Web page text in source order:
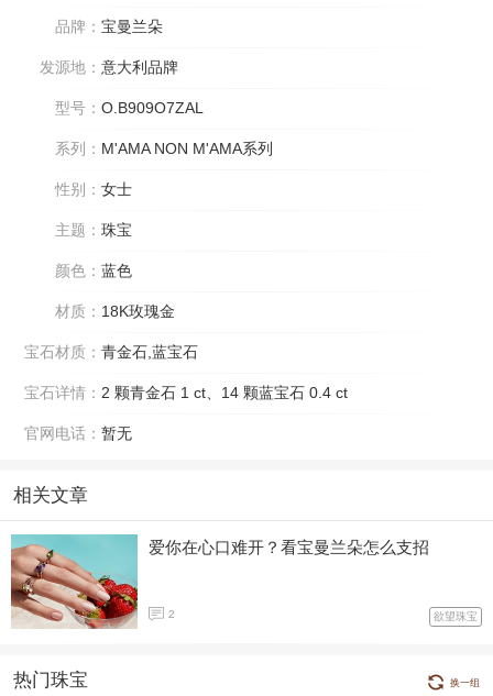
品牌： 宝曼兰朵
发源地： 意大利品牌
型号： O.B909O7ZAL
系列： M'AMA NON M'AMA系列
性别： 女士
主题： 珠宝
颜色： 蓝色
材质： 18K玫瑰金
宝石材质： 青金石,蓝宝石
宝石详情： 2 颗青金石 1 ct、14 颗蓝宝石 0.4 ct
官网电话： 暂无
相关文章
爱你在心口难开？看宝曼兰朵怎么支招
2 欲望珠宝
热门珠宝 换一组